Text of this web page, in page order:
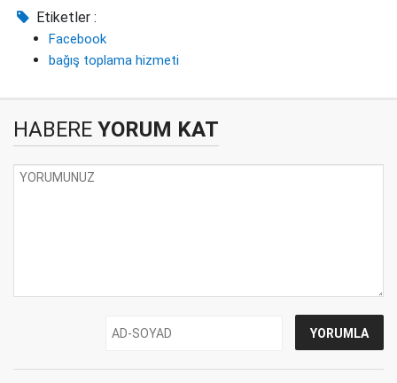
Etiketler :
Facebook
bağış toplama hizmeti
HABERE YORUM KAT